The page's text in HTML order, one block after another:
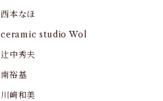
西本なほ
ceramic studio Wol
辻中秀夫
南裕基
川﨑和美